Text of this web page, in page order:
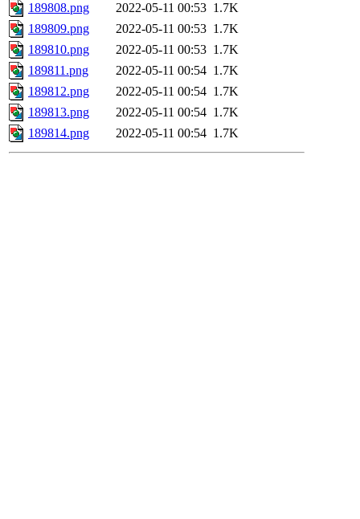
189808.png
2022-05-11 00:53 1.7K
189809.png
2022-05-11 00:53 1.7K
189810.png
2022-05-11 00:53 1.7K
189811.png
2022-05-11 00:54 1.7K
189812.png
2022-05-11 00:54 1.7K
189813.png
2022-05-11 00:54 1.7K
189814.png
2022-05-11 00:54 1.7K